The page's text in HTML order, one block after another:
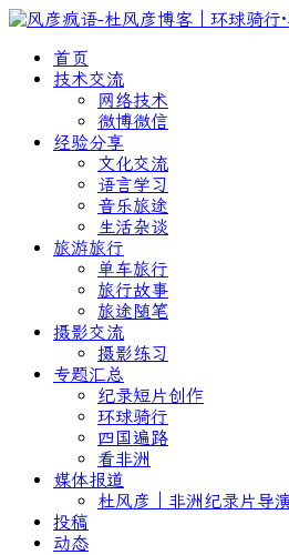
首页
技术交流
网络技术
微博微信
经验分享
文化交流
语言学习
音乐旅途
生活杂谈
旅游旅行
单车旅行
旅行故事
旅途随笔
摄影交流
摄影练习
专题汇总
纪录短片创作
环球骑行
四国遍路
看非洲
媒体报道
杜风彦｜非洲纪录片导
投稿
动态